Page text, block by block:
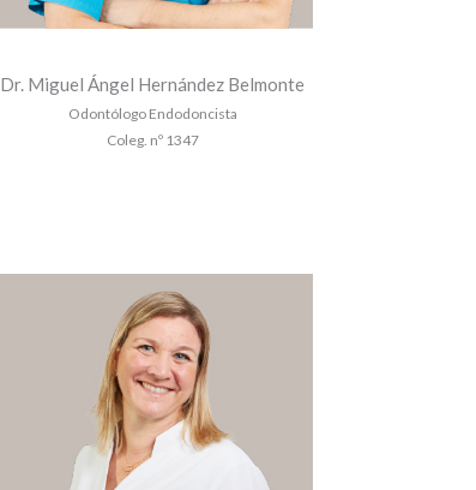
Dr. Miguel Ángel Hernández Belmonte
Odontólogo Endodoncista
Coleg. nº 1347